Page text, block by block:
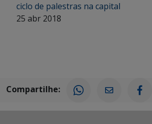
ciclo de palestras na capital
25 abr 2018
Compartilhe: